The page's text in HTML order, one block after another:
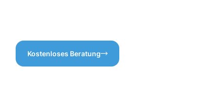
Kostenloses Beratung